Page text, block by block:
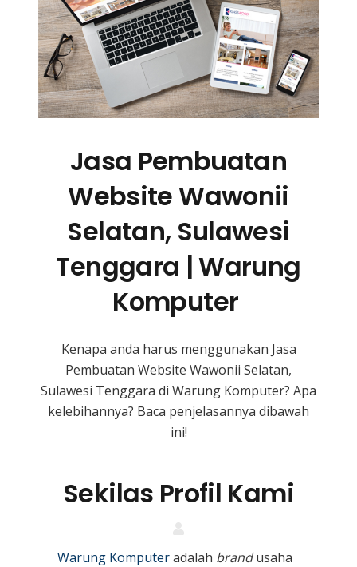
Jasa Pembuatan
Website Wawonii
Selatan, Sulawesi
Tenggara | Warung
Komputer
Kenapa anda harus menggunakan Jasa
Pembuatan Website Wawonii Selatan,
Sulawesi Tenggara di Warung Komputer? Apa
kelebihannya? Baca penjelasannya dibawah
ini!
Sekilas Profil Kami
Warung Komputeradalah brandusaha